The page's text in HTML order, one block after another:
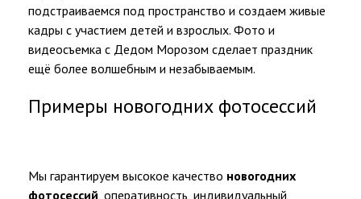
подстраиваемся под пространство и создаем живые
кадры с участием детей и взрослых. Фото и
видеосъемка с Дедом Морозом сделает праздник
ещё более волшебным и незабываемым.
Примеры новогодних фотосессий
Мы гарантируем высокое качество новогодних
фотосессий, оперативность, индивидуальный